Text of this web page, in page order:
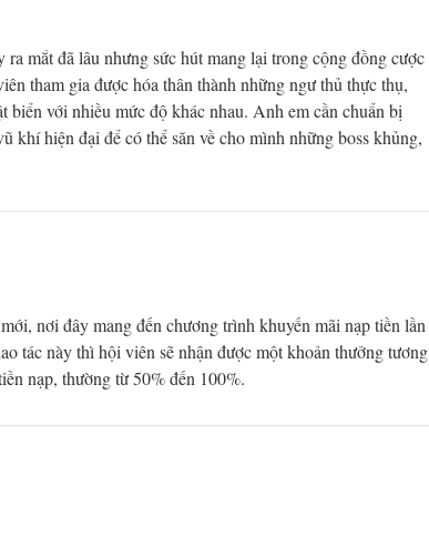
ra mắt đã lâu nhưng sức hút mang lại trong cộng đồng cược
tham gia được hóa thân thành những ngư thủ thực thụ,
biển với nhiều mức độ khác nhau. Anh em cần chuẩn bị
khí hiện đại để có thể săn về cho mình những boss khủng,
nơi đây mang đến chương trình khuyến mãi nạp tiền lần
tác này thì hội viên sẽ nhận được một khoản thưởng tương
nạp, thường từ 50% đến 100%.